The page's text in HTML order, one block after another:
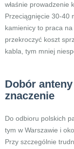
właśnie prowadzenie
Przeciągnięcie 30-40
kamienicy to praca
przekroczyć koszt
kabla, tym mniej
Dobór
znaczenie
Do odbioru polskich
tym w Warszawie i
Przy szczególnie